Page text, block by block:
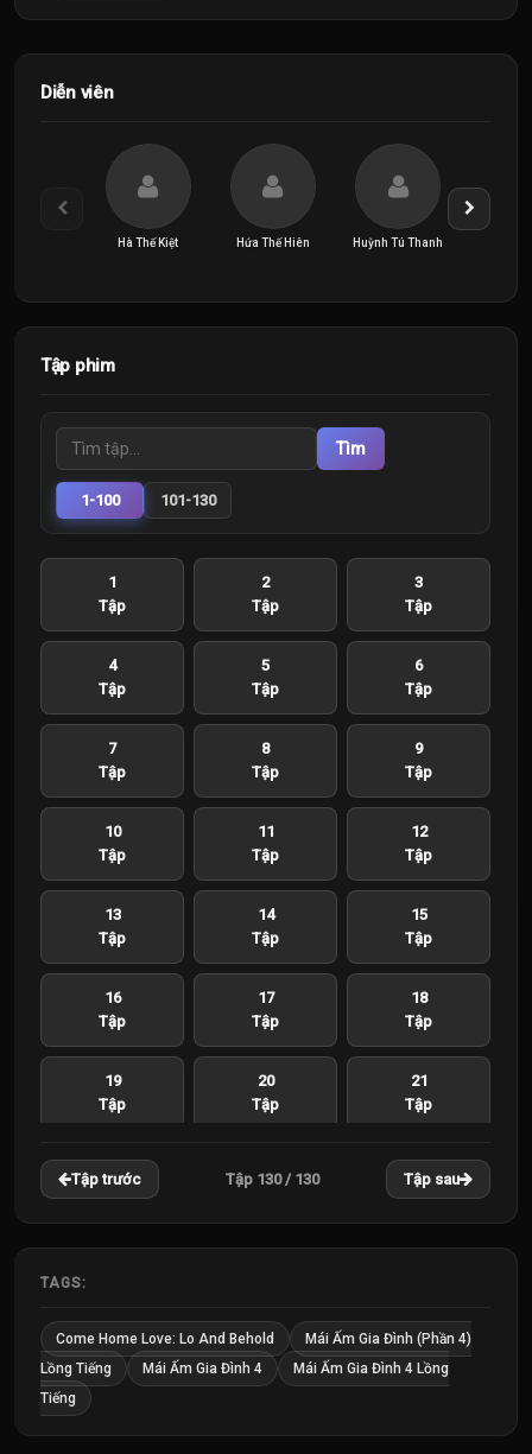
Diễn viên
Hà Thế Kiệt Hứa Thế Hiên Huỳnh Tú Thanh
Tập phim
Tìm
1-100 101-130
1
Tập
2
Tập
3
Tập
4
Tập
5
Tập
6
Tập
7
Tập
8
Tập
9
Tập
10
Tập
11
Tập
12
Tập
13
Tập
14
Tập
15
Tập
16
Tập
17
Tập
18
Tập
19
Tập
20
Tập
21
Tập
22
Tập
Tập
24
Tập
25
26
27
28
Tập
29
Tập
30
Tập
Tập
Tập
Tập
Tập trước Tập 130 / 130 Tập sau
TAGS:
Come Home Love: Lo And Behold
Mái Ấm Gia Đình (Phần 4)
Lồng Tiếng
Mái Ấm Gia Đình 4
Mái Ấm Gia Đình 4 Lồng
Tiếng